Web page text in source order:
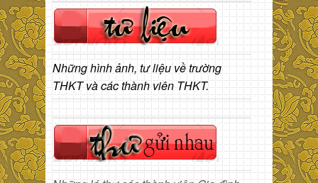
Những hình ảnh, tư liệu về trường
THKT và các thành viên THKT.